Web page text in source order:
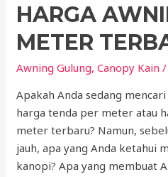
HARGA
METER
Awning Gulung,Canopy Kain /
Apakah Anda sedang
harga tenda per meter atau
meter terbaru? Namun,
jauh, apa yang Anda ketahui
kanopi? Apa yang membuat